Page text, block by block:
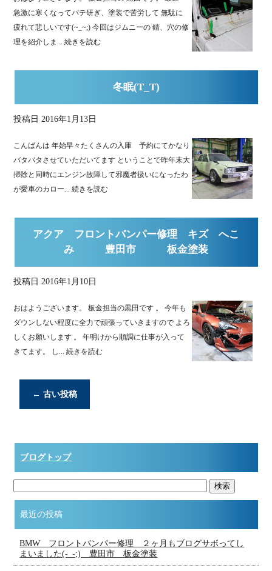
急激に寒くなってパテ研ぎ、塗装で苦労して 無駄に
疲れて悲しいです(~_~;) 今回はジムニーの 錆、穴の修
理を紹介しま...続きを読む
冬眠(T_T)
投稿日 2016年1月13日
こんばんは 年始早々たくさんの入庫 予約にてかなり
バタバタさせていただいてます ということで昨年末大
掃除と同時にエンジン故障して邪魔者扱いになったわ
が愛車のカロー...続きを読む
アクア フロントバンパー修理 キズ へこ
み 豊田市 板金塗装
投稿日 2016年1月10日
おはようございます。 板金担当の黒田です 。 今年も
ダウンしない程度に全力で頑張っていきますので よろ
しくお願いします 。 年明けから順調に仕事が入って
きてます。 し...続きを読む
← 古い投稿
ブログトップ
最近の投稿
BMW フロントバンパー修理 ２ヶ月もブログサボってし
まいました(-_-;) 豊田市 板金塗装